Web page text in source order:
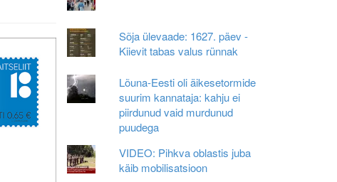
Sõja ülevaade: 1627. päev -
Kiievit tabas valus rünnak
Lõuna-Eesti oli äikesetormide
suurim kannataja: kahju ei
piirdunud vaid murdunud
puudega
VIDEO: Pihkva oblastis juba
käib mobilisatsioon